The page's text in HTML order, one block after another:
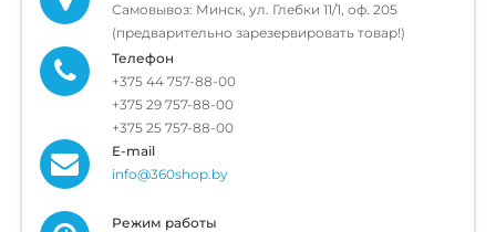
Самовывоз: Минск, ул. Глебки 11/1, оф. 205
(предварительно зарезервировать товар!)
Телефон
+375 44 757-88-00
+375 29 757-88-00
+375 25 757-88-00
E-mail
info@360shop.by
Режим работы